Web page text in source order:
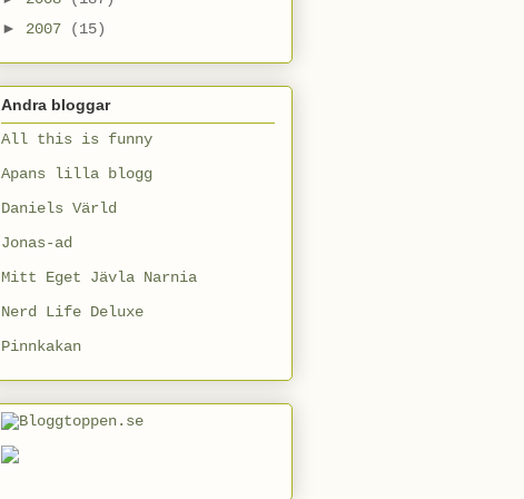
► 2007 (15)
Andra bloggar
All this is funny
Apans lilla blogg
Daniels Värld
Jonas-ad
Mitt Eget Jävla Narnia
Nerd Life Deluxe
Pinnkakan